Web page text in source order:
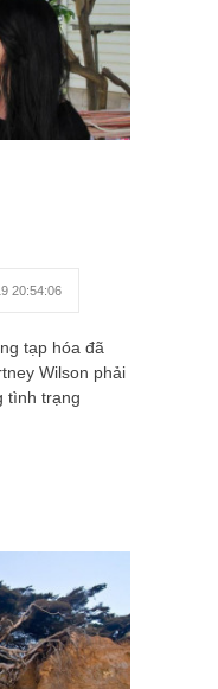
20:54:06
tạp hóa đã
Wilson phải
tình trạng